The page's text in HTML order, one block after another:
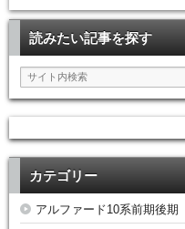
読みたい記事を探す
カテゴリー
アルファード10系前期後期